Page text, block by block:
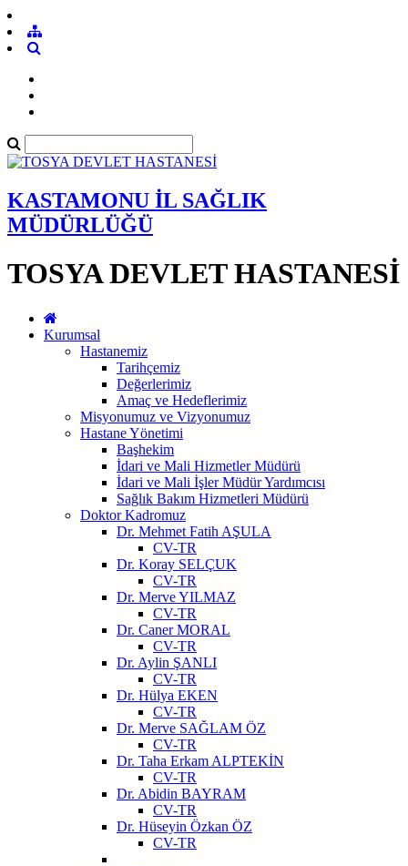
KASTAMONU İL SAĞLIK
MÜDÜRLÜĞÜ
TOSYA DEVLET HASTANESİ
Kurumsal
Hastanemiz
Tarihçemiz
Değerlerimiz
Amaç ve Hedeflerimiz
Misyonumuz ve Vizyonumuz
Hastane Yönetimi
Başhekim
İdari ve Mali Hizmetler Müdürü
İdari ve Mali İşler Müdür Yardımcısı
Sağlık Bakım Hizmetleri Müdürü
Doktor Kadromuz
Dr. Mehmet Fatih AŞULA
CV-TR
Dr. Koray SELÇUK
CV-TR
Dr. Merve YILMAZ
CV-TR
Dr. Caner MORAL
CV-TR
Dr. Aylin ŞANLI
CV-TR
Dr. Hülya EKEN
CV-TR
Dr. Merve SAĞLAM ÖZ
CV-TR
Dr. Taha Erkam ALPTEKİN
CV-TR
Dr. Abidin BAYRAM
CV-TR
Dr. Hüseyin Özkan ÖZ
CV-TR